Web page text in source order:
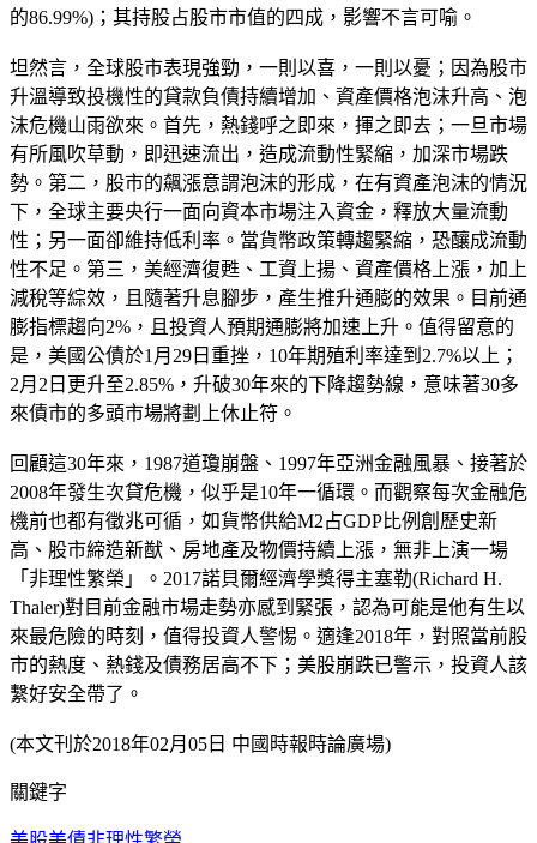
的86.99%)；其持股占股市市值的四成，影響不言可喻。
坦然言，全球股市表現強勁，一則以喜，一則以憂；因為股市
升溫導致投機性的貸款負債持續增加、資產價格泡沫升高、泡
沫危機山雨欲來。首先，熱錢呼之即來，揮之即去；一旦市場
有所風吹草動，即迅速流出，造成流動性緊縮，加深市場跌
勢。第二，股市的飆漲意謂泡沫的形成，在有資產泡沫的情況
下，全球主要央行一面向資本市場注入資金，釋放大量流動
性；另一面卻維持低利率。當貨幣政策轉趨緊縮，恐釀成流動
性不足。第三，美經濟復甦、工資上揚、資產價格上漲，加上
減稅等綜效，且隨著升息腳步，產生推升通膨的效果。目前通
膨指標趨向2%，且投資人預期通膨將加速上升。值得留意的
是，美國公債於1月29日重挫，10年期殖利率達到2.7%以上；
2月2日更升至2.85%，升破30年來的下降趨勢線，意味著30多
來債市的多頭市場將劃上休止符。
回顧這30年來，1987道瓊崩盤、1997年亞洲金融風暴、接著於
2008年發生次貸危機，似乎是10年一循環。而觀察每次金融危
機前也都有徵兆可循，如貨幣供給M2占GDP比例創歷史新
高、股市締造新猷、房地產及物價持續上漲，無非上演一場
「非理性繁榮」。2017諾貝爾經濟學獎得主塞勒(Richard H.
Thaler)對目前金融市場走勢亦感到緊張，認為可能是他有生以
來最危險的時刻，值得投資人警惕。適逢2018年，對照當前股
市的熱度、熱錢及債務居高不下；美股崩跌已警示，投資人該
繫好安全帶了。
(本文刊於2018年02月05日 中國時報時論廣場)
關鍵字